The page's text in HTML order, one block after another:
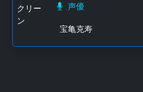
声優
宝亀克寿